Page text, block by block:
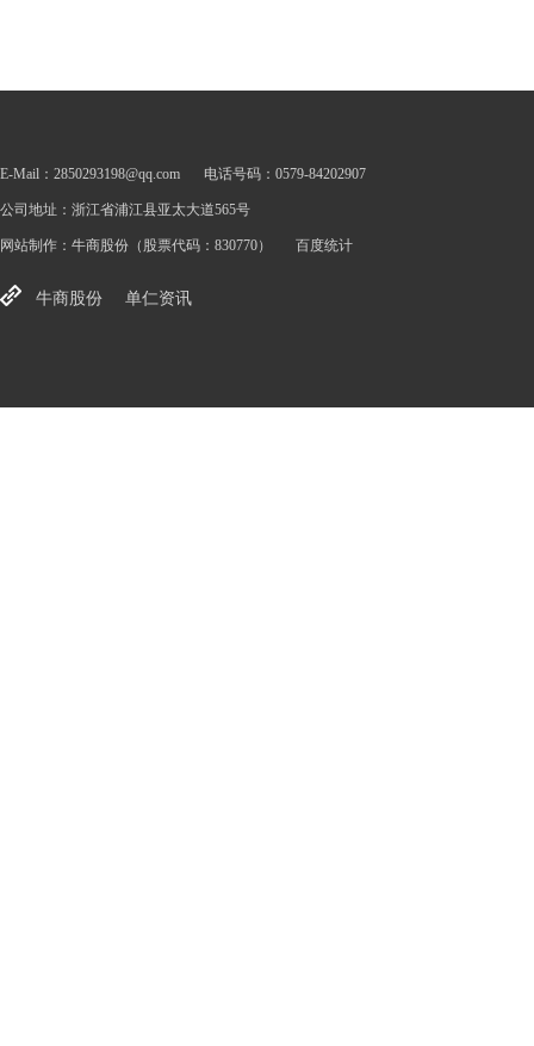
E-Mail：2850293198@qq.com 电话号码：0579-84202907
公司地址：浙江省浦江县亚太大道565号
网站制作： 牛商股份 （股票代码：830770） 百度统计
牛商股份 单仁资讯